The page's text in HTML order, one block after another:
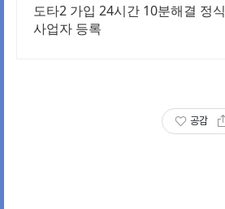
도타2 가입 24시간 10분해결 정식
사업자 등록
공감